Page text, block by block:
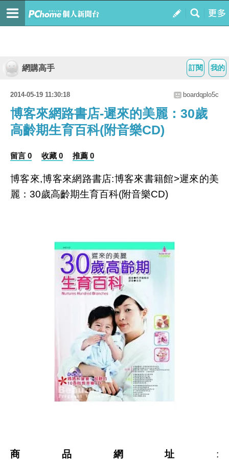
我的
訂閱
網購高手
2014-05-19 11:30:18 boardqplo5c
博客來網路書店-遲來的美麗：30歲
高齡期生育百科(附音樂CD)
留言 0 收藏 0 推薦 0
博客來,博客來網路書店:博客來書籍館>遲來的美
麗：30歲高齡期生育百科(附音樂CD)
商品網址 :